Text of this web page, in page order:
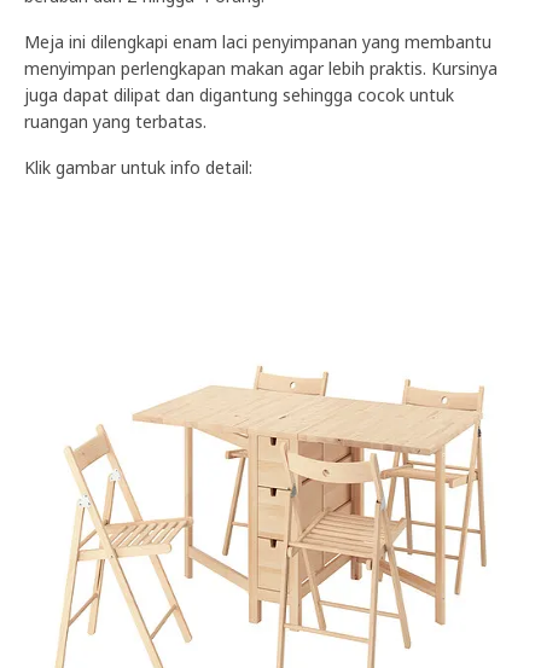
Meja ini dilengkapi enam laci penyimpanan yang membantu
menyimpan perlengkapan makan agar lebih praktis. Kursinya
juga dapat dilipat dan digantung sehingga cocok untuk
ruangan yang terbatas.
Klik gambar untuk info detail: